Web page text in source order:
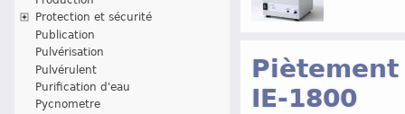
Protection et sécurité
Publication
Pulvérisation
Pulvérulent
Purification d'eau
Pycnometre
IE-1800